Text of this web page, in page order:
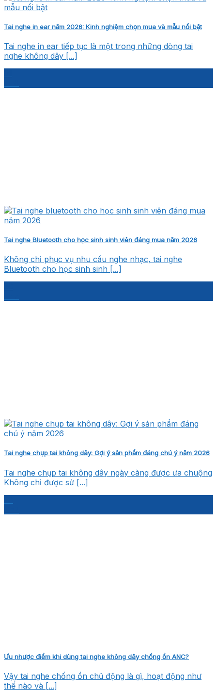
Tai nghe in ear năm 2026: Kinh nghiệm chọn mua và mẫu nổi bật
Tai nghe in ear tiếp tục là một trong những dòng tai
nghe không dây [...]
Tai nghe Bluetooth cho học sinh sinh viên đáng mua năm 2026
Không chỉ phục vụ nhu cầu nghe nhạc, tai nghe
Bluetooth cho học sinh sinh [...]
Tai nghe chụp tai không dây: Gợi ý sản phẩm đáng chú ý năm 2026
Tai nghe chụp tai không dây ngày càng được ưa chuộng
Không chỉ được sử [...]
Ưu nhược điểm khi dùng tai nghe không dây chống ồn ANC?
Vậy tai nghe chống ồn chủ động là gì, hoạt động như
thế nào và [...]